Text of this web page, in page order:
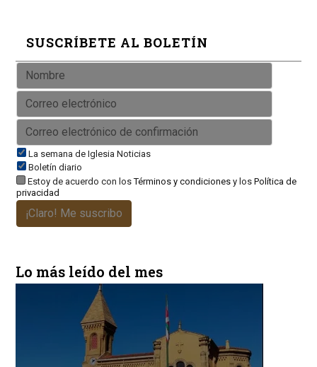
SUSCRÍBETE AL BOLETÍN
La semana de Iglesia Noticias
Boletín diario
Estoy de acuerdo con losTérminos y condicionesy los Política de
privacidad
¡Claro! Me suscribo
Lo más leído del mes